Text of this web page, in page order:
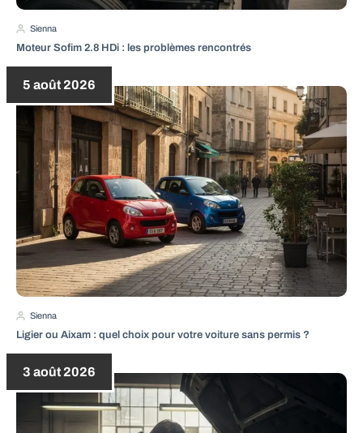
Sienna
Moteur Sofim 2.8 HDi : les problèmes rencontrés
5 août 2026
Sienna
Ligier ou Aixam : quel choix pour votre voiture sans permis ?
3 août 2026